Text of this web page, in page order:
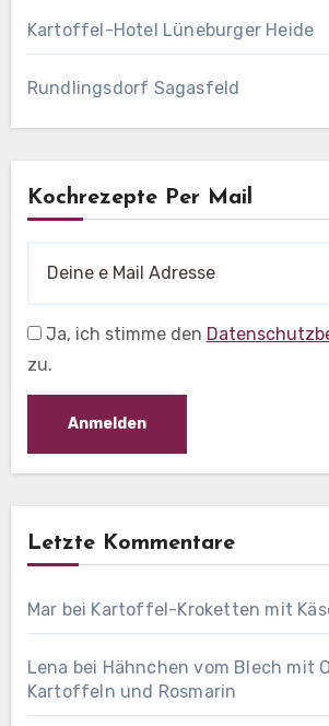
Kartoffel-Hotel Lüneburger Heide
Rundlingsdorf Sagasfeld
Kochrezepte Per Mail
Ja, ich stimme den
zu.
Letzte Kommentare
Mar bei Kartoffel-Kroketten mit
Lena bei Hähnchen vom Blech mit
Kartoffeln und Rosmarin